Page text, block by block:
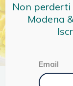
Non
Modena
Email